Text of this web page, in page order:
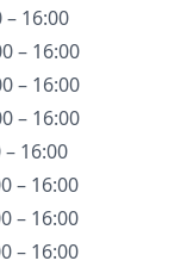
16:00
– 16:00
– 16:00
– 16:00
16:00
– 16:00
– 16:00
– 16:00